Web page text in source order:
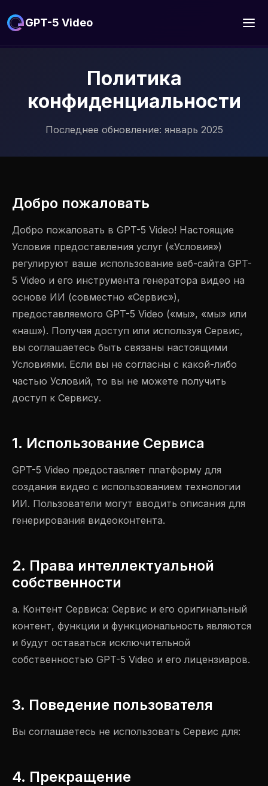
GPT-5 Video
Политика
конфиденциальности
Последнее обновление: январь 2025
Добро пожаловать
Добро пожаловать в GPT-5 Video! Настоящие
Условия предоставления услуг («Условия»)
регулируют ваше использование веб-сайта GPT-
5 Video и его инструмента генератора видео на
основе ИИ (совместно «Сервис»),
предоставляемого GPT-5 Video («мы», «мы» или
«наш»). Получая доступ или используя Сервис,
вы соглашаетесь быть связаны настоящими
Условиями. Если вы не согласны с какой-либо
частью Условий, то вы не можете получить
доступ к Сервису.
1. Использование Сервиса
GPT-5 Video предоставляет платформу для
создания видео с использованием технологии
ИИ. Пользователи могут вводить описания для
генерирования видеоконтента.
2. Права интеллектуальной
собственности
a. Контент Сервиса: Сервис и его оригинальный
контент, функции и функциональность являются
и будут оставаться исключительной
собственностью GPT-5 Video и его лицензиаров.
3. Поведение пользователя
Вы соглашаетесь не использовать Сервис для:
4. Прекращение